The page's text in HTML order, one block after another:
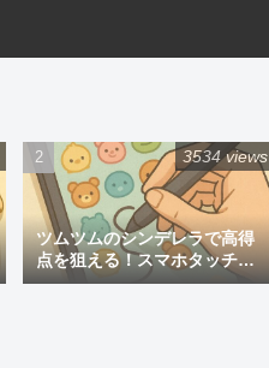
ツムツムのシンデレラで高得
点を狙える！スマホタッチペ
ン
3534 views